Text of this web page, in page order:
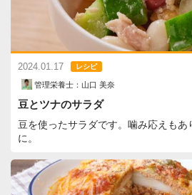
2024.01.17 レシピ
管理栄養士：山口 美奈
豆とツナのサラダ
豆を使ったサラダです。噛み応えもあ
に。